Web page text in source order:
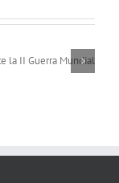
Memorias de África,